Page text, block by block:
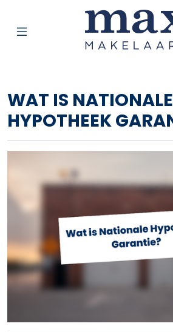
AANBOD
HUUR
AANKOOP
TAXATIES
RESULTATEN
OVER ONS
WAT IS NATIONALE
HYPOTHEEK